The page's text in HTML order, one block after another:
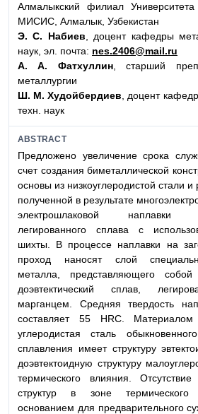
Алмалыкский филиал
МИСИС, Алмалык, Узбекистан
Э. С. Набиев, доцент кафедры
наук, эл. почта: nes.2406@mail.ru
А. А. Фатхуллин, старший
металлургии
Ш. М. Худойбердиев, доцент
техн. наук
ABSTRACT
Предложено увеличение срока
счет создания биметаллической
основы из низкоуглеродистой стали и
полученной в результате
электрошлаковой наплавки
легированного сплава с
шихты. В процессе наплавки на
проход наносят слой
металла, представляющего собой
доэвтектический сплав,
марганцем. Средняя твердость
составляет 55 HRC. Материалом
углеродистая сталь
сплавления имеет структуру
доэвтектоидную структуру
термического влияния.
структур в зоне термического
основанием для предварительного